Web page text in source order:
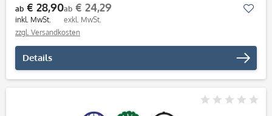
ab € 28,90
inkl. MwSt.
ab € 24,29
exkl. MwSt.
zzgl. Versandkosten
Details